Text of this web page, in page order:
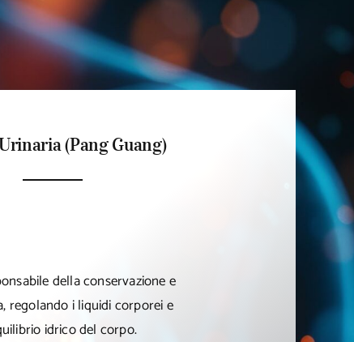
(Pang Guang)
della conservazione e
regolando i liquidi corporei e
idrico del corpo.